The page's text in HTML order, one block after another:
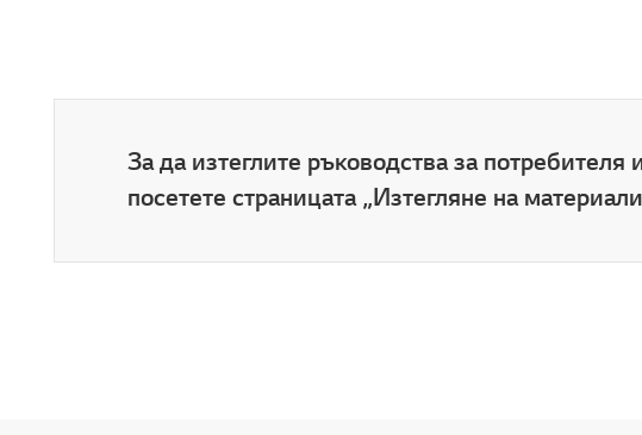
За да изтеглите ръководства за
посетете страницата „Изтегляне на